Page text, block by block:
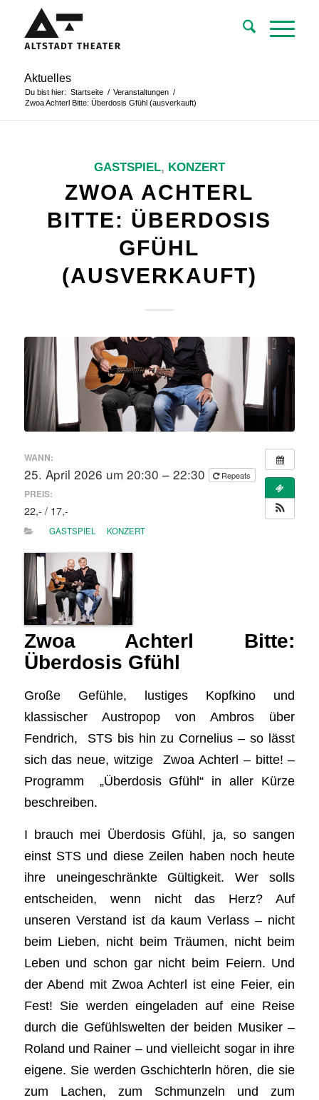
Aktuelles
Du bist hier: Startseite / Veranstaltungen /
Zwoa Achterl Bitte: Überdosis Gfühl (ausverkauft)
GASTSPIEL, KONZERT
ZWOA ACHTERL
BITTE: ÜBERDOSIS
GFÜHL
(AUSVERKAUFT)
WANN:
25. April 2026 um 20:30 – 22:30 Repeats
PREIS:
22,- / 17,-
GASTSPIEL KONZERT
Zwoa Achterl Bitte:
Überdosis Gfühl
Große Gefühle, lustiges Kopfkino und
klassischer Austropop von Ambros über
Fendrich, STS bis hin zu Cornelius – so lässt
sich das neue, witzige Zwoa Achterl – bitte! –
Programm „Überdosis Gfühl“ in aller Kürze
beschreiben.
I brauch mei Überdosis Gfühl, ja, so sangen
einst STS und diese Zeilen haben noch heute
ihre uneingeschränkte Gültigkeit. Wer solls
entscheiden, wenn nicht das Herz? Auf
unseren Verstand ist da kaum Verlass – nicht
beim Lieben, nicht beim Träumen, nicht beim
Leben und schon gar nicht beim Feiern. Und
der Abend mit Zwoa Achterl ist eine Feier, ein
Fest! Sie werden eingeladen auf eine Reise
durch die Gefühlswelten der beiden Musiker –
Roland und Rainer – und vielleicht sogar in ihre
eigene. Sie werden Gschichterln hören, die sie
zum Lachen, zum Schmunzeln und zum